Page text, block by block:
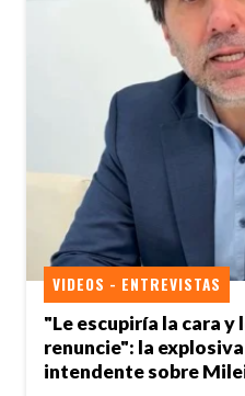
"Le escupiría la cara y
renuncie": la
intendente sobre
VIDEOS - ENTREVISTAS